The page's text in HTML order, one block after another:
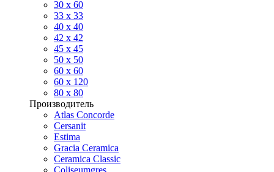
30 x 60
33 x 33
40 х 40
42 x 42
45 x 45
50 x 50
60 х 60
60 x 120
80 x 80
Производитель
Atlas Concorde
Cersanit
Estima
Gracia Ceramica
Ceramica Classic
Coliseumgres